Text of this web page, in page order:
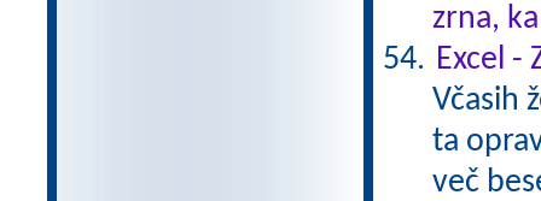
zrna,
Excel -
Včasih
ta
več